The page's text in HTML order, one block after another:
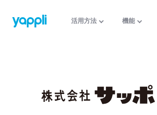
活用方法 機能